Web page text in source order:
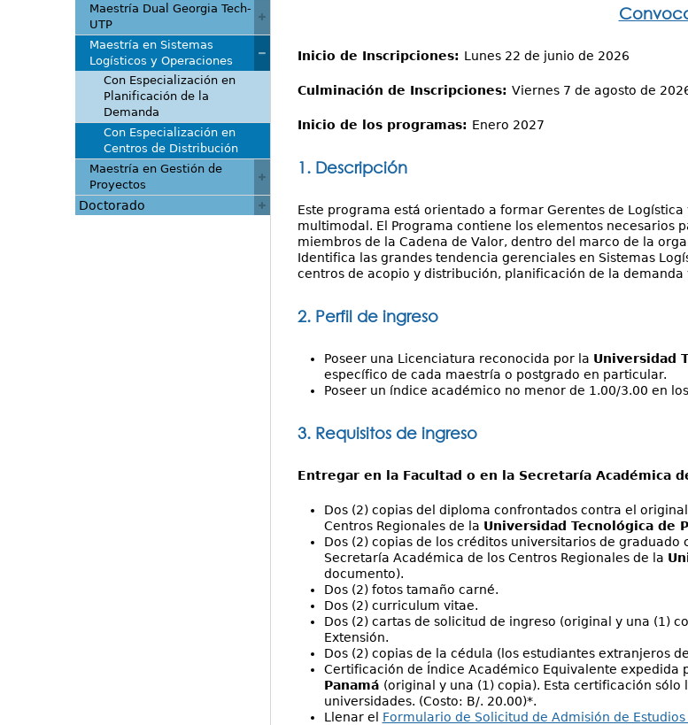
Inicio de Inscripciones: Lunes 22 de junio de 2026
Culminación de Inscripciones: Viernes 7 de agosto de
Inicio de los programas: Enero 2027
1. Descripción
Este programa está orientado a formar Gerentes de
multimodal. El Programa contiene los elementos necesarios
miembros de la Cadena de Valor, dentro del marco de la
Identifica las grandes tendencia gerenciales en Sistemas
centros de acopio y distribución, planificación de la demanda
2. Perfil de ingreso
Poseer una Licenciatura reconocida por la Universidad
específico de cada maestría o postgrado en particular.
Poseer un índice académico no menor de 1.00/3.00 en
3. Requisitos de ingreso
Entregar en la Facultad o en la Secretaría Académica
Dos (2) copias del diploma confrontados contra el
Centros Regionales de la Universidad Tecnológica de
Dos (2) copias de los créditos universitarios de
Secretaría Académica de los Centros Regionales de la
documento).
Dos (2) fotos tamaño carné.
Dos (2) curriculum vitae.
Dos (2) cartas de solicitud de ingreso (original y una (1)
Extensión.
Dos (2) copias de la cédula (los estudiantes extranjeros
Certificación de Índice Académico Equivalente expedida
Panamá (original y una (1) copia). Esta certificación
universidades. (Costo: B/. 20.00)*.
Llenar el Formulario de Solicitud de Admisión de Estudios
Maestría Dual Georgia Tech-
UTP
Maestría en Sistemas
Logísticos y Operaciones
Con Especialización en
Planificación de la
Demanda
Con Especialización en
Centros de Distribución
Maestría en Gestión de
Proyectos
Doctorado